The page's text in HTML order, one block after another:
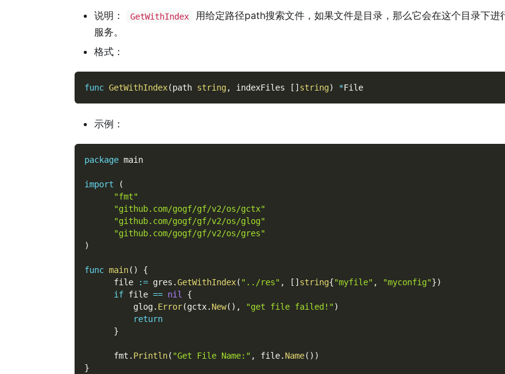
说明： GetWithIndex 用给定路径path搜索文件，如果文件是目录，那么它会在这个目录下进
服务。
格式：
func GetWithIndex(path string, indexFiles [ ]string) *File
示例：
package main
import
(
"fmt"
"github.com/gogf/gf/v2/os/gctx"
"github.com/gogf/gf/v2/os/glog"
"github.com/gogf/gf/v2/os/gres"
)
func main( )
{
      file
:= gres .GetWithIndex( "../res" , [ ]string{"myfile" , "myconfig"})
if file == nil
{
          glog
. Error(gctx. New( ) , "get file failed!")
return
}
      fmt
. Println( "Get File Name:" , file. Name( ) )
}